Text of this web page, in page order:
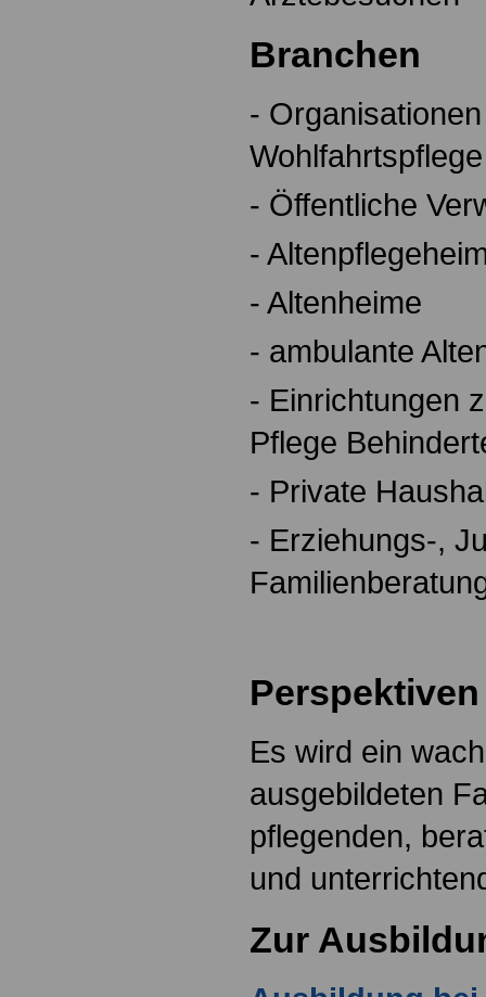
Branchen
-
- Öffentliche
-
- Altenheime
- ambulante
- Einrichtungen
Pflege
- Private
- Erziehungs-,
Perspektiven
Es wird ein
ausgebildeten
pflegenden,
und
Zur